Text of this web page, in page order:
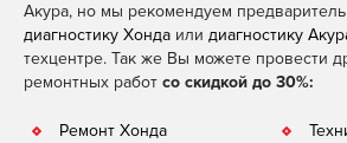
Акура, но мы рекомендуем
диагностику Хонда или диагностику
техцентре. Так же Вы можете провести
ремонтных работ со скидкой до 30%:
Ремонт Хонда